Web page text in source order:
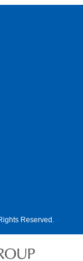
Reserved.